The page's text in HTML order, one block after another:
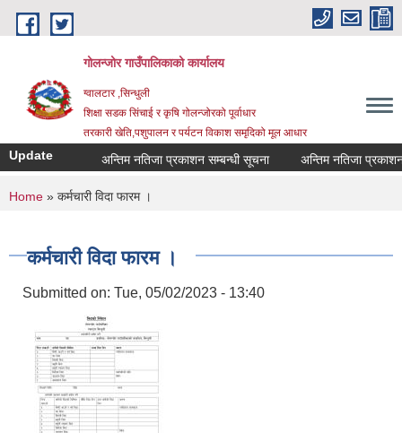
Skip to main content
गोलन्जोर गाउँपालिकाको कार्यालय
ग्वालटार ,सिन्धुली
शिक्षा सडक सिंचाई र कृषि गोलन्जोरको पूर्वाधार
तरकारी खेति,पशुपालन र पर्यटन विकाश समृदिको मूल आधार
Update अन्तिम नतिजा प्रकाशन सम्बन्धी सूचना अन्तिम नतिजा प्रकाशन
You are here
Home » कर्मचारी विदा फारम ।
कर्मचारी विदा फारम ।
Submitted on: Tue, 05/02/2023 - 13:40